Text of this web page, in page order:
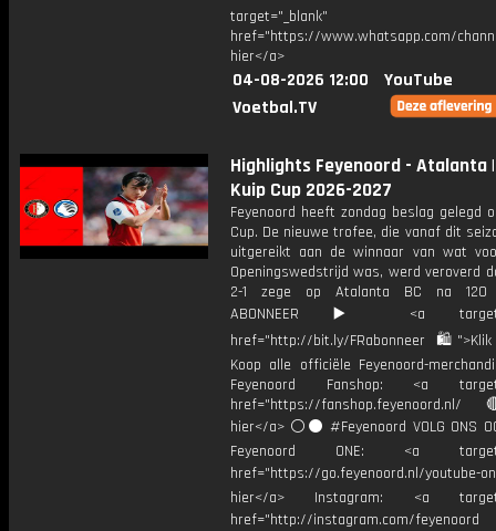
target="_blank"
href="https://www.whatsapp.com/
hier</a>
04-08-2026 12:00
YouTube
Voetbal.TV
Highlights Feyenoord - Atalanta |
Kuip Cup 2026-2027
Feyenoord heeft zondag beslag gelegd
Cup. De nieuwe trofee, die vanaf dit
uitgereikt aan de winnaar van wat
Openingswedstrijd was, werd veroverd
2-1 zege op Atalanta BC na 120
ABONNEER ▶️ <a
href="http://bit.ly/FRabonneer
Koop alle officiële Feyenoord-
Feyenoord Fanshop: <a
href="https://
hier</a> ⚪️⚫ #Feyenoord VOLG ONS
Feyenoord ONE: <a
href="https://go.feyenoord.nl/youtube-
hier</a> Instagram: <a
href="http://instagram.com/